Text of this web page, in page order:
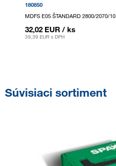
180850
MDFS E05 ŠTANDARD 2800/2070/10
32,02 EUR / ks
39,39 EUR s DPH
Súvisiaci sortiment